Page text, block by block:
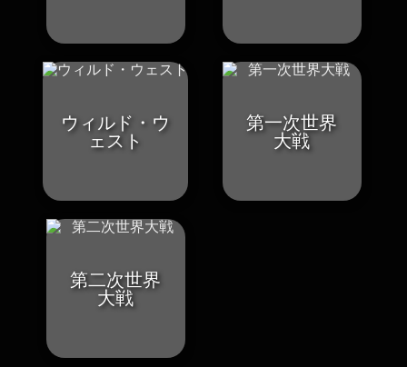
ウィルド・ウ
ェスト
第一次世界
大戦
第二次世界
大戦